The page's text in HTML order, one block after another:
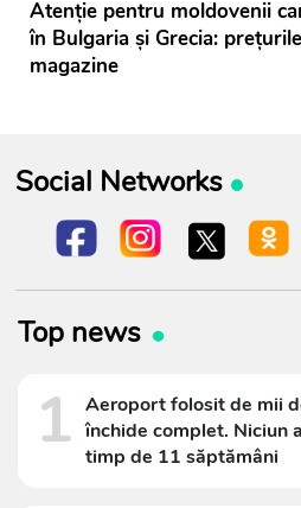
Atenție pentru moldovenii
în Bulgaria și Grecia:
magazine
Social Networks
Top news
1 Aeroport folosit de mii
închide complet. Niciun
timp de 11 săptămâni